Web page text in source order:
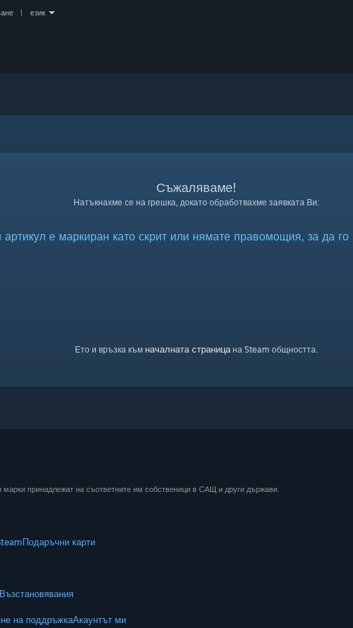
език
Съжаляваме!
Натъкнахме се на грешка, докато обработвахме заявката Ви:
артикул е маркиран като скрит или нямате правомощия, за да го
Ето и връзка към началната страницана Steam общността.
принадлежат на съответните им собственици в САЩ и други държави.
Подаръчни карти
Възстановявания
на поддръжкаАкаунтът ми